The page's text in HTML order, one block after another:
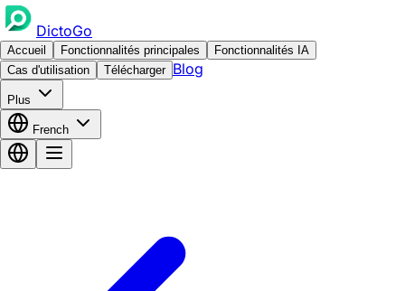
DictoGo
Accueil Fonctionnalités principales
Fonctionnalités IA
Cas d'utilisation
Télécharger Blog
Plus
French